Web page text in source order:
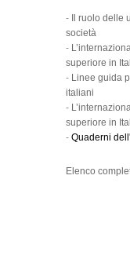
-
Il ruolo
società
-
superiore in
- Linee guida
italiani
-
superiore in
- Quaderni
Elenco